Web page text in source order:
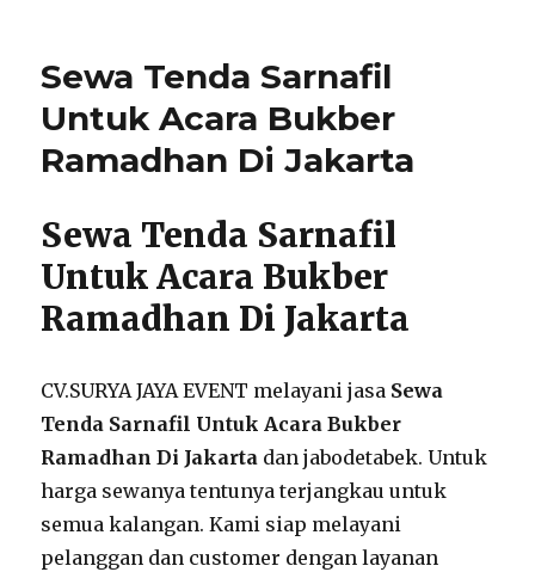
Terdekat
Antar
Jakarta
Sewa Tenda Sarnafil
Untuk Acara Bukber
Ramadhan Di Jakarta
Sewa Tenda Sarnafil
Untuk Acara Bukber
Ramadhan Di Jakarta
CV.SURYA JAYA EVENT melayani jasa Sewa
Tenda Sarnafil Untuk Acara Bukber
Ramadhan Di Jakarta dan jabodetabek. Untuk
harga sewanya tentunya terjangkau untuk
semua kalangan. Kami siap melayani
pelanggan dan customer dengan layanan